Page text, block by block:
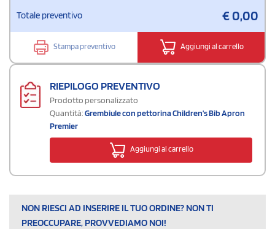
Totale preventivo €0,00
Stampa preventivo Aggiungi al carrello
RIEPILOGO PREVENTIVO
Prodotto personalizzato
Quantità:Grembiule con pettorina Children's Bib Apron
Premier
Aggiungi al carrello
NON RIESCI AD INSERIRE IL TUO ORDINE? NON TI
PREOCCUPARE, PROVVEDIAMO NOI!